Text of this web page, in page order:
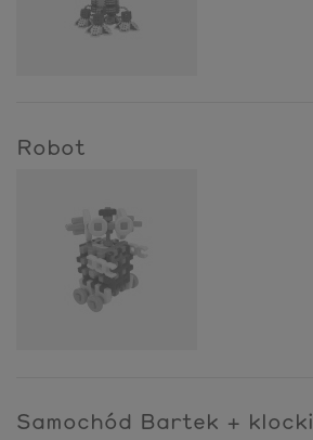
Robot
Samochód Bartek + klocki